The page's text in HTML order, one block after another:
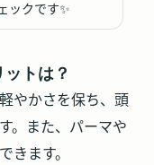
ックです✨
トは？
やかさを保ち、頭
。また、パーマや
きます。